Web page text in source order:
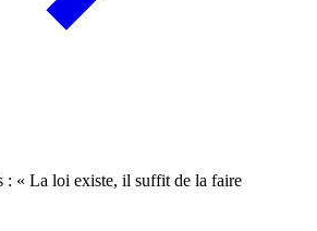
: « La loi existe, il suffit de la faire